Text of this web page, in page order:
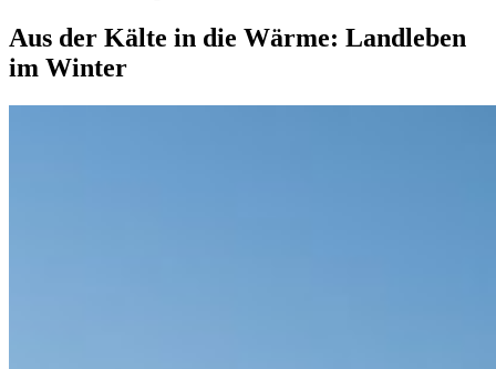
Aus der Kälte in die Wärme: Landleben
im Winter